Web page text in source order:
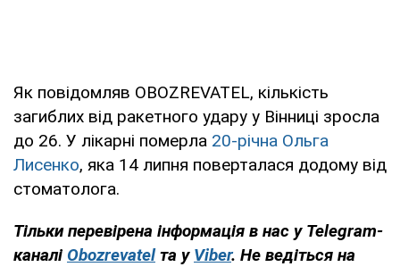
Як повідомляв OBOZREVATEL, кількість
загиблих від ракетного удару у Вінниці зросла
до 26. У лікарні померла 20-річна Ольга
Лисенко, яка 14 липня поверталася додому від
стоматолога.
Тільки перевірена інформація в нас у Telegram-
каналі Obozrevatelта у Viber. Не ведіться на